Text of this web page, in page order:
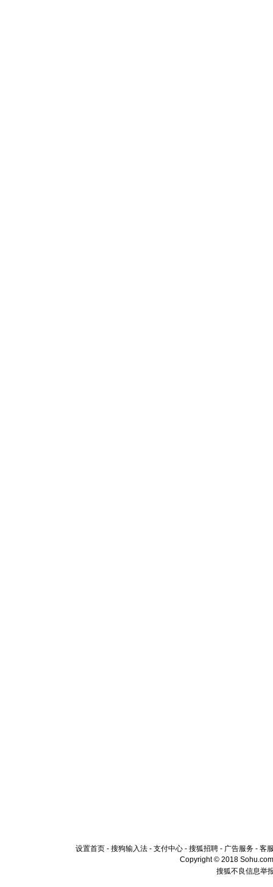
设置首页 - 搜狗输入法 - 支付中心 - 搜狐招聘 - 广告服务 - 客
Copyright © 2018
搜狐不良信息举